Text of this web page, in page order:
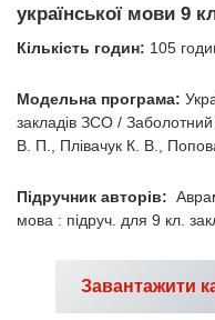
української мови 9
Кількість годин: 105
Модельна програма:
закладів ЗСО /
В. П., Плівачук К. В.,
Підручник авторів:
мова : підруч. для 9 кл.
Завантажити